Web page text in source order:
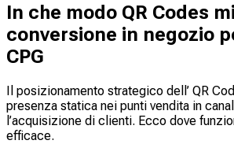
In che modo QR Codes
conversione in negozio
CPG
Il posizionamento strategico dell’ QR
presenza statica nei punti vendita in
l’acquisizione di clienti. Ecco dove
efficace.